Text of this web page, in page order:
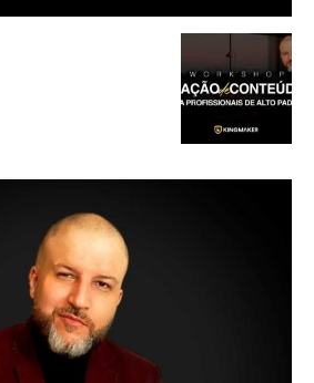
Padrão,
Premium